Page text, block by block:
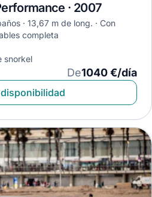
· 2007
13,67 m de long.
Con
completa
snorkel
De1040 €/día